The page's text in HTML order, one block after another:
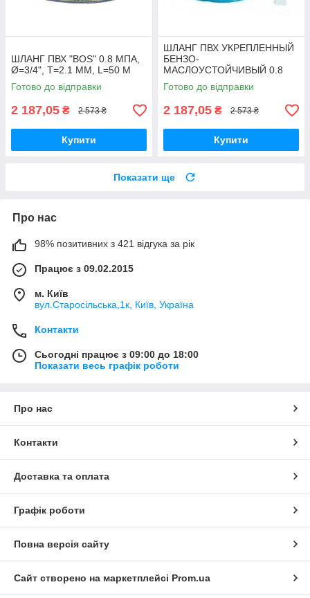
ШЛАНГ ПВХ "BOS" 0.8 МПА,
Ø=3/4", T=2.1 ММ, L=50 М
Готово до відправки
2 187,05 ₴ 2 573 ₴
Купити
ШЛАНГ ПВХ УКРЕПЛЕННЫЙ
БЕНЗО-
МАСЛОУСТОЙЧИВЫЙ 0.8
МПА, Ø=12 ММ, T=1.8 ММ,
L=50 М
Готово до відправки
2 187,05 ₴ 2 573 ₴
Купити
Показати ще
Про нас
98% позитивних з 421 відгука за рік
Працює з 09.02.2015
м. Київ
вул.Старосільська,1к, Київ, Україна
Контакти
Сьогодні працює з 09:00 до 18:00
Показати весь графік роботи
Про нас
Контакти
Доставка та оплата
Графік роботи
Повна версія сайту
Сайт створено на маркетплейсі Prom.ua